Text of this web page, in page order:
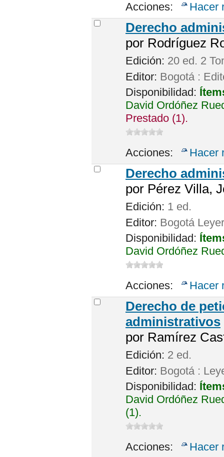
Acciones: Hacer
Derecho
por Rodríguez
Edición: 20 ed. 2
Editor: Bogotá :
Disponibilidad:
David Ordóñez
Prestado (1).
Acciones: Hacer
Derecho
por Pérez Villa,
Edición: 1 ed.
Editor: Bogotá
Disponibilidad:
David Ordóñez
Acciones: Hacer
Derecho de
administrativos
por Ramírez
Edición: 2 ed.
Editor: Bogotá :
Disponibilidad:
David Ordóñez
(1).
Acciones: Hacer